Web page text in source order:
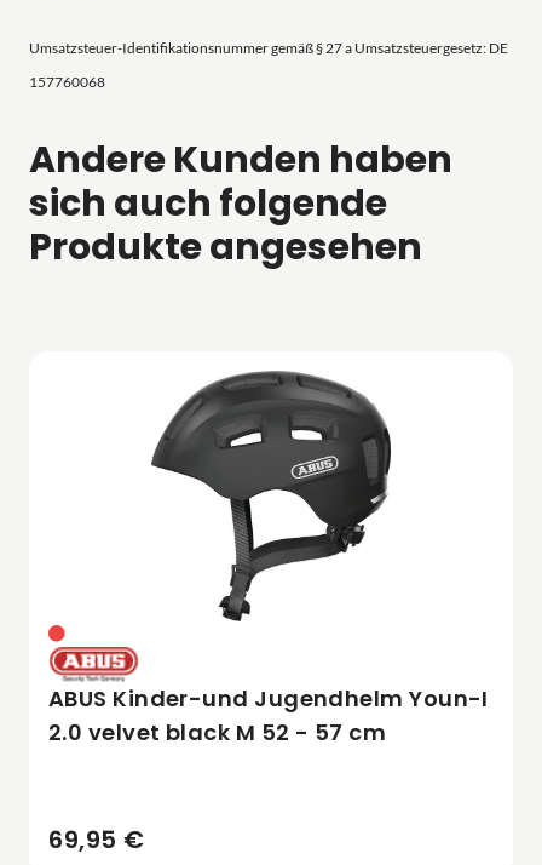
Umsatzsteuer-Identifikationsnummer gemäß § 27 a Umsatzsteuergesetz: DE
157760068
Andere Kunden haben
sich auch folgende
Produkte angesehen
ABUS Kinder-und Jugendhelm Youn-I
2.0 velvet black M 52 - 57 cm
69,95 €